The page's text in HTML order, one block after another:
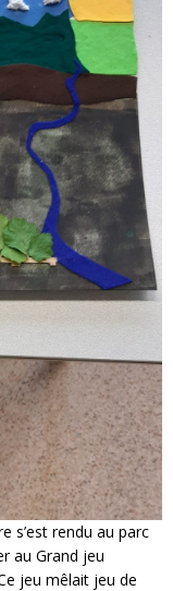
s’est rendu au parc
au Grand jeu
jeu mêlait jeu de